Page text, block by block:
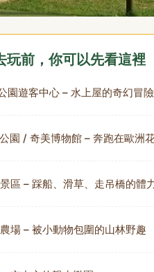
玩前，你可以先看這裡
園遊客中心 – 水上屋的奇幻冒險
園 / 奇美博物館 – 奔跑在歐洲
區 – 踩船、滑草、走吊橋的體
場 – 被小動物包圍的山林野趣